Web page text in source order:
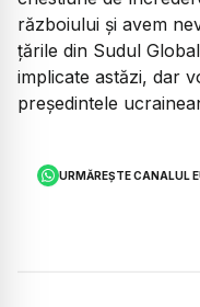
războiului și avem
țările din Sudul
implicate astăzi, dar
președintele
URMĂREȘTE CANALUL